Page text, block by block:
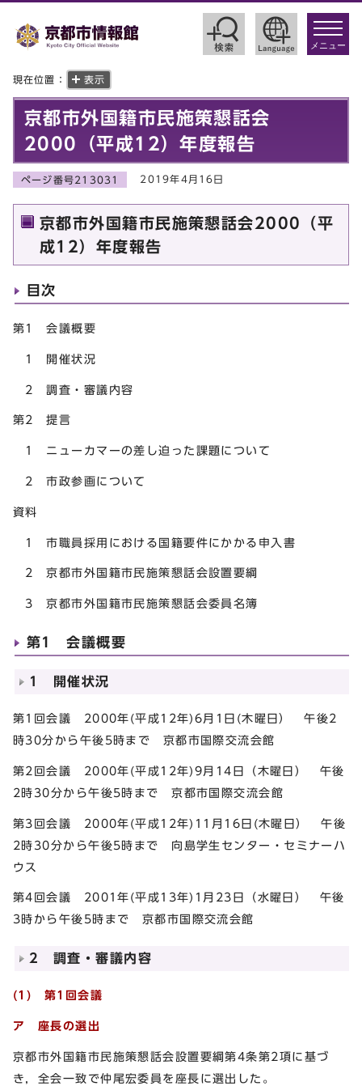
toggle
メニュー
現在位置： 表示
京都市外国籍市民施策懇話会
2000（平成12）年度報告
ページ番号213031 2019年4月16日
京都市外国籍市民施策懇話会2000（平
成12）年度報告
目次
第1 会議概要
1 開催状況
2 調査・審議内容
第2 提言
1 ニューカマーの差し迫った課題について
2 市政参画について
資料
1 市職員採用における国籍要件にかかる申入書
2 京都市外国籍市民施策懇話会設置要綱
3 京都市外国籍市民施策懇話会委員名簿
第1 会議概要
1 開催状況
第1回会議 2000年(平成12年)6月1日(木曜日） 午後2
時30分から午後5時まで 京都市国際交流会館
第2回会議 2000年(平成12年)9月14日（木曜日） 午後
2時30分から午後5時まで 京都市国際交流会館
第3回会議 2000年(平成12年)11月16日(木曜日） 午後
2時30分から午後5時まで 向島学生センター・セミナーハ
ウス
第4回会議 2001年(平成13年)1月23日（水曜日） 午後
3時から午後5時まで 京都市国際交流会館
2 調査・審議内容
(1) 第1回会議
ア 座長の選出
京都市外国籍市民施策懇話会設置要綱第4条第2項に基づ
き，全会一致で仲尾宏委員を座長に選出した。